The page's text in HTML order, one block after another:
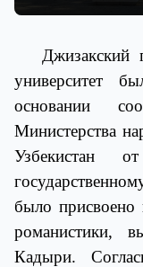
Джизакский
университет
основании
Министерства
Узбекистан
было присвоено
романистики,
Кадыри.